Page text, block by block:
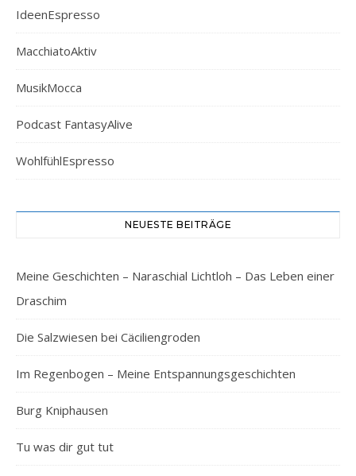
IdeenEspresso
MacchiatoAktiv
MusikMocca
Podcast FantasyAlive
WohlfühlEspresso
NEUESTE BEITRÄGE
Meine Geschichten – Naraschial Lichtloh – Das Leben einer
Draschim
Die Salzwiesen bei Cäciliengroden
Im Regenbogen – Meine Entspannungsgeschichten
Burg Kniphausen
Tu was dir gut tut